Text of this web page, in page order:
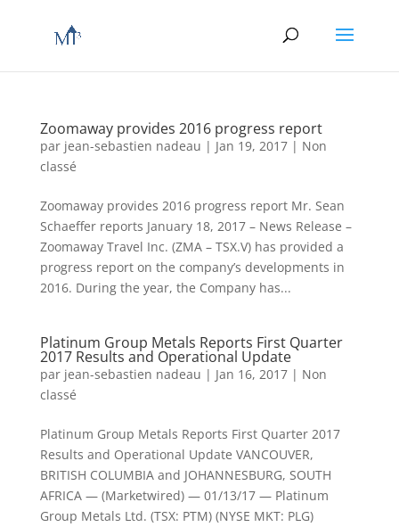
Zoomaway provides 2016 progress report
par jean-sebastien nadeau | Jan 19, 2017| Non
classé
Zoomaway provides 2016 progress report Mr. Sean
Schaeffer reports January 18, 2017 – News Release –
Zoomaway Travel Inc. (ZMA – TSX.V) has provided a
progress report on the company’s developments in
2016. During the year, the Company has...
Platinum Group Metals Reports First Quarter
2017 Results and Operational Update
par jean-sebastien nadeau | Jan 16, 2017| Non
classé
Platinum Group Metals Reports First Quarter 2017
Results and Operational Update VANCOUVER,
BRITISH COLUMBIA and JOHANNESBURG, SOUTH
AFRICA — (Marketwired) — 01/13/17 — Platinum
Group Metals Ltd. (TSX: PTM) (NYSE MKT: PLG)